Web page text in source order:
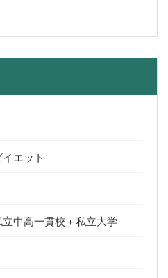
エット
中高一貫校＋私立大学